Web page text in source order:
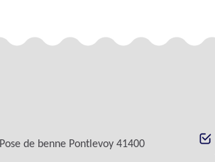
Pose de benne Pontlevoy 41400